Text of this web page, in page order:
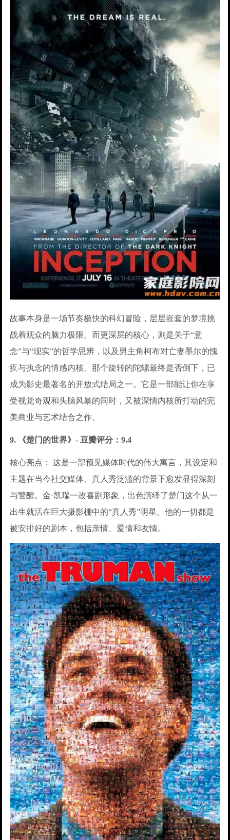
故事本身是一场节奏极快的科幻冒险，层层嵌套的梦境挑
战着观众的脑力极限。而更深层的核心，则是关于“意
念”与“现实”的哲学思辨，以及男主角柯布对亡妻墨尔的愧
疚与执念的情感内核。那个旋转的陀螺最终是否倒下，已
成为影史最著名的开放式结局之一。它是一部能让你在享
受视觉奇观和头脑风暴的同时，又被深情内核所打动的完
美商业与艺术结合之作。
9. 《楚门的世界》- 豆瓣评分：9.4
核心亮点： 这是一部预见媒体时代的伟大寓言，其设定和
主题在当今社交媒体、真人秀泛滥的背景下愈发显得深刻
与警醒。金·凯瑞一改喜剧形象，出色演绎了楚门这个从一
出生就活在巨大摄影棚中的“真人秀”明星。他的一切都是
被安排好的剧本，包括亲情、爱情和友情。